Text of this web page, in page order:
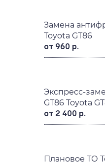
Замена
Toyota GT86
от 960 р.
Экспресс-
GT86 Toyota
от 2 400 р.
Плановое ТО